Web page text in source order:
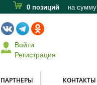
0 позиций на сумму
Войти
Регистрация
ПАРТНЕРЫ КОНТАКТЫ